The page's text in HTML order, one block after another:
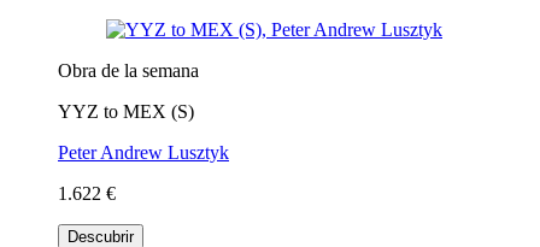
Obra de la semana
YYZ to MEX (S)
Peter Andrew Lusztyk
1.622 €
Descubrir